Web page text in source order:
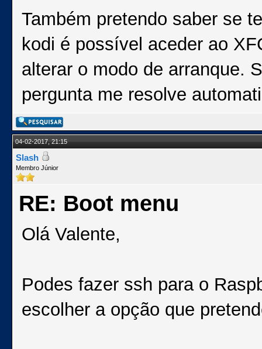
Também pretendo saber se
kodi é possível aceder ao
alterar o modo de arranque.
pergunta me resolve
04-02-2017, 21:15
Slash
Membro Júnior
RE: Boot menu
Olá Valente,
Podes fazer ssh para o
escolher a opção que